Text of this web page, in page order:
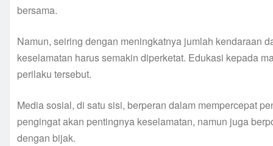
bersama.
Namun, seiring dengan meningkatnya jumlah kendaraan
keselamatan harus semakin diperketat. Edukasi kepada
perilaku tersebut.
Media sosial, di satu sisi, berperan dalam mempercepat
pengingat akan pentingnya keselamatan, namun juga
dengan bijak.